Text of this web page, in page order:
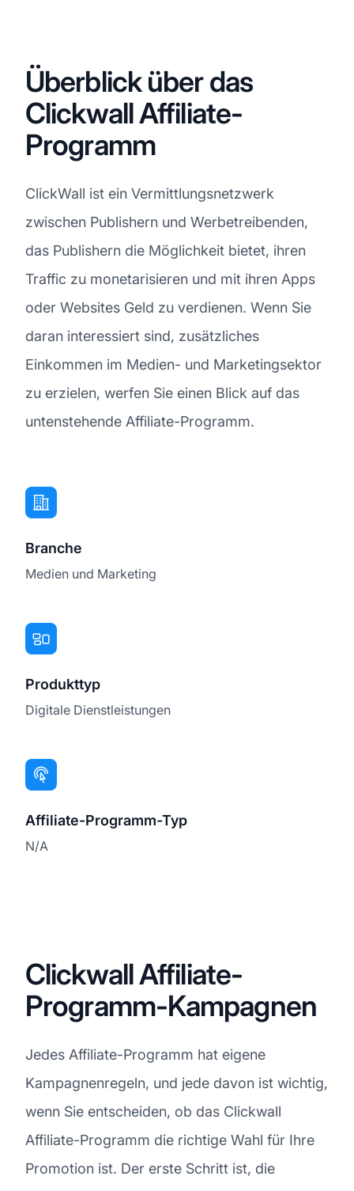
Überblick über das
Clickwall Affiliate-
Programm
ClickWall ist ein Vermittlungsnetzwerk
zwischen Publishern und Werbetreibenden,
das Publishern die Möglichkeit bietet, ihren
Traffic zu monetarisieren und mit ihren Apps
oder Websites Geld zu verdienen. Wenn Sie
daran interessiert sind, zusätzliches
Einkommen im Medien- und Marketingsektor
zu erzielen, werfen Sie einen Blick auf das
untenstehende Affiliate-Programm.
Branche
Medien und Marketing
Produkttyp
Digitale Dienstleistungen
Affiliate-Programm-Typ
N/A
Clickwall Affiliate-
Programm-Kampagnen
Jedes Affiliate-Programm hat eigene
Kampagnenregeln, und jede davon ist wichtig,
wenn Sie entscheiden, ob das Clickwall
Affiliate-Programm die richtige Wahl für Ihre
Promotion ist. Der erste Schritt ist, die